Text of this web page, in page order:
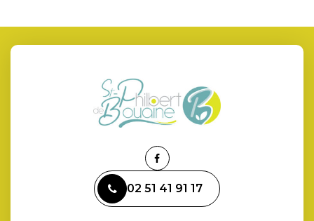
Lien
le
compte
02 51 41 91 17